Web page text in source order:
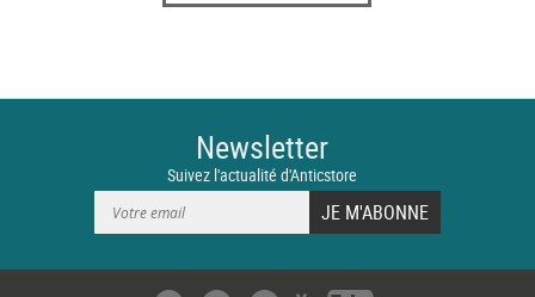
Newsletter
Suivez l'actualité d'Anticstore